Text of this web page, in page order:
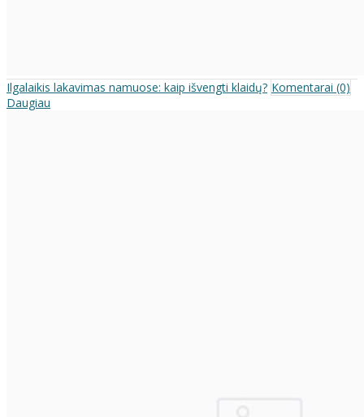
Ilgalaikis lakavimas namuose: kaip išvengti klaidų? Komentarai (0)
Daugiau